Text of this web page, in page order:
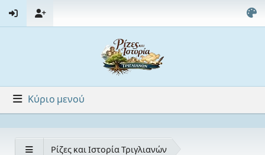
Κύριο μενού
Ρίζες και Ιστορία Τριγλιανών